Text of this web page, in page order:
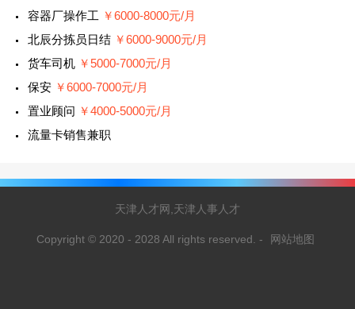
容器厂操作工 ￥6000-8000元/月
北辰分拣员日结 ￥6000-9000元/月
货车司机 ￥5000-7000元/月
保安 ￥6000-7000元/月
置业顾问 ￥4000-5000元/月
流量卡销售兼职
天津人才网,天津人事人才
Copyright © 2020 - 2028 All rights reserved. - 网站地图